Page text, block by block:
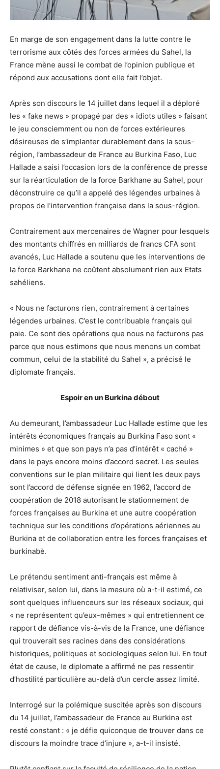
En marge de son engagement dans la lutte contre le
terrorisme aux côtés des forces armées du Sahel, la
France mène aussi le combat de l’opinion publique et
répond aux accusations dont elle fait l’objet.
Après son discours le 14 juillet dans lequel il a déploré
les « fake news » propagé par des « idiots utiles » faisant
le jeu consciemment ou non de forces extérieures
désireuses de s’implanter durablement dans la sous-
région, l’ambassadeur de France au Burkina Faso, Luc
Hallade a saisi l’occasion lors de la conférence de presse
sur la réarticulation de la force Barkhane au Sahel, pour
déconstruire ce qu’il a appelé des légendes urbaines à
propos de l’intervention française dans la sous-région.
Contrairement aux mercenaires de Wagner pour lesquels
des montants chiffrés en milliards de francs CFA sont
avancés, Luc Hallade a soutenu que les interventions de
la force Barkhane ne coûtent absolument rien aux Etats
sahéliens.
« Nous ne facturons rien, contrairement à certaines
légendes urbaines. C’est le contribuable français qui
paie. Ce sont des opérations que nous ne facturons pas
parce que nous estimons que nous menons un combat
commun, celui de la stabilité du Sahel », a précisé le
diplomate français.
Espoir en un Burkina débout
Au demeurant, l’ambassadeur Luc Hallade estime que les
intérêts économiques français au Burkina Faso sont «
minimes » et que son pays n’a pas d’intérêt « caché »
dans le pays encore moins d’accord secret. Les seules
conventions sur le plan militaire qui lient les deux pays
sont l’accord de défense signée en 1962, l’accord de
coopération de 2018 autorisant le stationnement de
forces françaises au Burkina et une autre coopération
technique sur les conditions d’opérations aériennes au
Burkina et de collaboration entre les forces françaises et
burkinabè.
Le prétendu sentiment anti-français est même à
relativiser, selon lui, dans la mesure où a-t-il estimé, ce
sont quelques influenceurs sur les réseaux sociaux, qui
« ne représentent qu’eux-mêmes » qui entretiennent ce
rapport de défiance vis-à-vis de la France, une défiance
qui trouverait ses racines dans des considérations
historiques, politiques et sociologiques selon lui. En tout
état de cause, le diplomate a affirmé ne pas ressentir
d’hostilité particulière au-delà d’un cercle assez limité.
Interrogé sur la polémique suscitée après son discours
du 14 juillet, l’ambassadeur de France au Burkina est
resté constant : « je défie quiconque de trouver dans ce
discours la moindre trace d’injure », a-t-il insisté.